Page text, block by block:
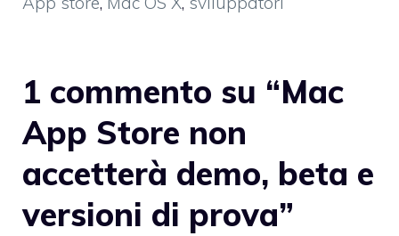
1 commento su “Mac
App Store non
accetterà demo, beta e
versioni di prova”